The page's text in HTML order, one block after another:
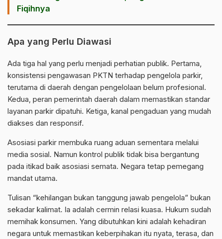
Fiqihnya
Apa yang Perlu Diawasi
Ada tiga hal yang perlu menjadi perhatian publik. Pertama,
konsistensi pengawasan PKTN terhadap pengelola parkir,
terutama di daerah dengan pengelolaan belum profesional.
Kedua, peran pemerintah daerah dalam memastikan standar
layanan parkir dipatuhi. Ketiga, kanal pengaduan yang mudah
diakses dan responsif.
Asosiasi parkir membuka ruang aduan sementara melalui
media sosial. Namun kontrol publik tidak bisa bergantung
pada itikad baik asosiasi semata. Negara tetap pemegang
mandat utama.
Tulisan “kehilangan bukan tanggung jawab pengelola” bukan
sekadar kalimat. Ia adalah cermin relasi kuasa. Hukum sudah
memihak konsumen. Yang dibutuhkan kini adalah kehadiran
negara untuk memastikan keberpihakan itu nyata, terasa, dan